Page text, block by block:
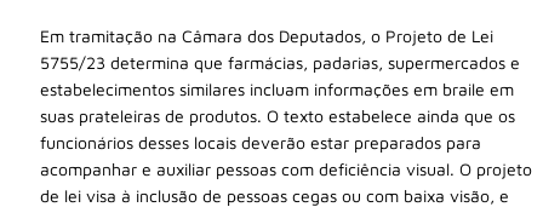
Em tramitação na Câmara dos Deputados, o Projeto de Lei
5755/23 determina que farmácias, padarias, supermercados e
estabelecimentos similares incluam informações em braile em
suas prateleiras de produtos. O texto estabelece ainda que os
funcionários desses locais deverão estar preparados para
acompanhar e auxiliar pessoas com deficiência visual. O projeto
de lei visa à inclusão de pessoas cegas ou com baixa visão, e